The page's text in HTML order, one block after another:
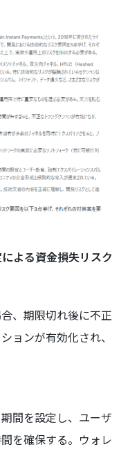
よる資金損失リスク
、期限切れ後に不正
ョンが有効化され、
間を設定し、ユーザ
を確保する。ウォレ